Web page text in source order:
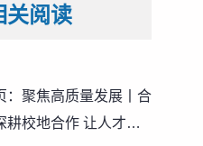
关阅读
：聚焦高质量发展丨合
耕校地合作 让人才与